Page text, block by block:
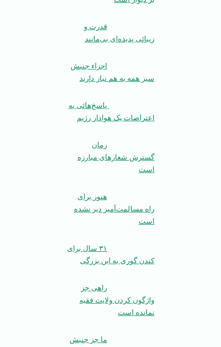
قدرت و
زیبائی پدیده‌ای بی‌مانند
اجزاء جنبش
سبز همه به هم نیاز دارند
پاسخ‌هائی به
اعتراضات یک هوادار رژیم
زمان
گسترش شعارهای مبارزه
است
هنوز برای
راه مسالمت‌آمیز دیر نشده
است
۳۱ سال برای
کندن گوری به این بزرگی
راهی جز
واژگون کردن ولایت فقیه
نمانده است
ما جز جنبش